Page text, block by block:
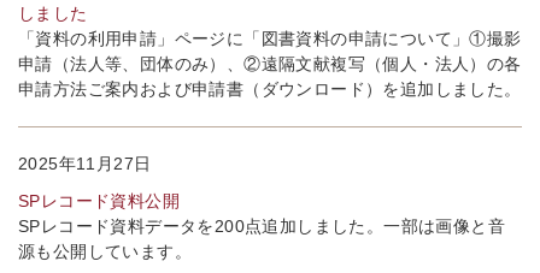
しました
「資料の利用申請」ページに「図書資料の申請について」①撮影
申請（法人等、団体のみ）、②遠隔文献複写（個人・法人）の各
申請方法ご案内および申請書（ダウンロード）を追加しました。
2025年11月27日
SPレコード資料公開
SPレコード資料データを200点追加しました。一部は画像と音
源も公開しています。